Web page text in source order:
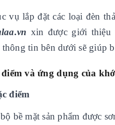
vụ lắp đặt các loại đèn
xin được giới
tin bên dưới sẽ giúp
và ứng dụng của
điểm
bề mặt sản phẩm được